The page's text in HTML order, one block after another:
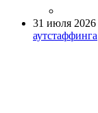
31 июля 2026
аутстаффинга